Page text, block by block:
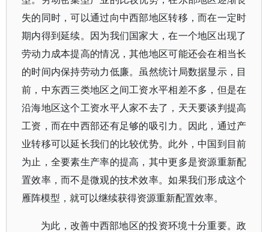
失的同时，可以通过向中西部地区转移，而在一定时
期内得到延续。因为我们国家大，在一个地区出现了
劳动力成本提高的情况，其他地区可能还会在相当长
的时间内保持劳动力低廉。虽然统计局数据显示，目
前，中东西三类地区之间工资水平相差不多，但是在
沿海地区这个工资水平人家不去了，天天要谈判提高
工资，而在中西部还有足够的吸引力。因此，通过产
业转移可以延长我们的比较优势。此外，中国到目前
为止，全要素生产率的提高，其中更多是资源重新配
置效率，而不是微观的技术效率。如果我们形成这个
雁阵模型，就可以继续获得资源重新配置效率。
为此，改善中西部地区的投资环境十分重要。政